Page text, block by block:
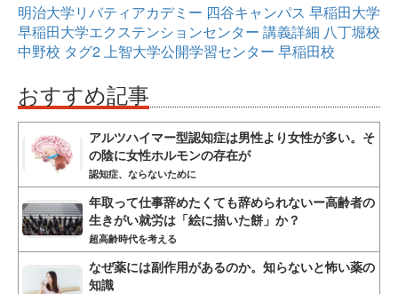
明治大学リバティアカデミー 四谷キャンパス 早稲田大学
早稲田大学エクステンションセンター 講義詳細 八丁堀校
中野校 タグ2上智大学公開学習センター 早稲田校
おすすめ記事
アルツハイマー型認知症は男性より女性が多い。そ
の陰に女性ホルモンの存在が
認知症、ならないために
年取って仕事辞めたくても辞められないー高齢者の
生きがい就労は「絵に描いた餅」か？
超高齢時代を考える
なぜ薬には副作用があるのか。知らないと怖い薬の
知識